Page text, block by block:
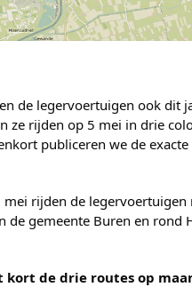
de legervoertuigen ook dit
ze rijden op 5 mei in drie
publiceren we de
mei rijden de legervoertuigen
de gemeente Buren en rond
kort de drie routes op